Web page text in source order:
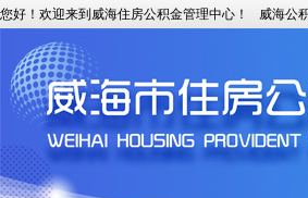
您好！欢迎来到威海住房公积金管理中心！ 威海公